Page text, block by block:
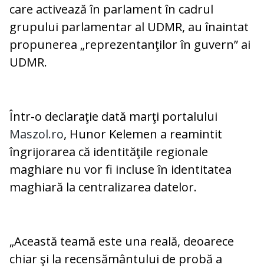
care activează în parlament în cadrul
grupului parlamentar al UDMR, au înaintat
propunerea „reprezentanţilor în guvern” ai
UDMR.
Într-o declaraţie dată marţi portalului
Maszol.ro, Hunor Kelemen a reamintit
îngrijorarea că identităţile regionale
maghiare nu vor fi incluse în identitatea
maghiară la centralizarea datelor.
„Această teamă este una reală, deoarece
chiar şi la recensământului de probă a